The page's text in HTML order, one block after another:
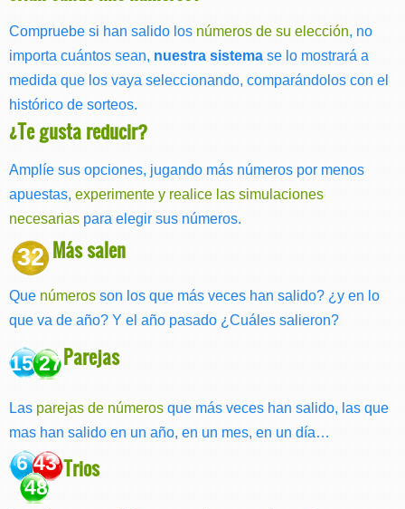
Compruebe si han salido los números de su elección, no
importa cuántos sean, nuestra sistema se lo mostrará a
medida que los vaya seleccionando, comparándolos con el
histórico de sorteos.
¿Te gusta reducir?
Amplíe sus opciones, jugando más números por menos
apuestas, experimente y realice las simulaciones
necesarias para elegir sus números.
32 Más salen
Que números son los que más veces han salido? ¿y en lo
que va de año? Y el año pasado ¿Cuáles salieron?
15 27Parejas
Las parejas de números que más veces han salido, las que
mas han salido en un año, en un mes, en un día…
6 43
48
Trios